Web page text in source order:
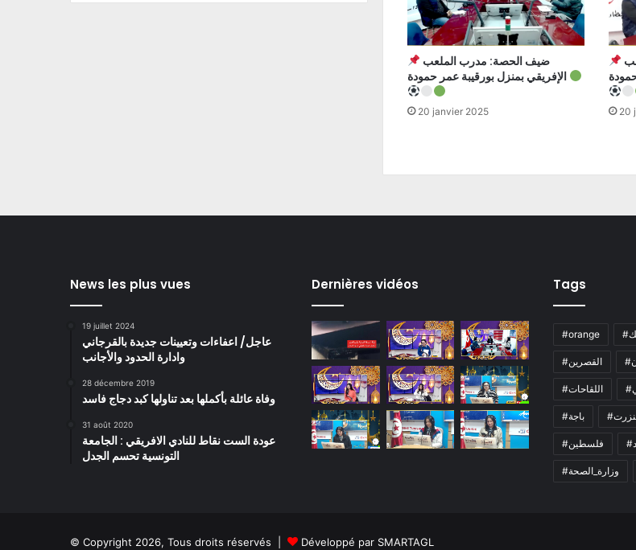
20 janvier 2025 20
News les plus vues
19 juillet 2024
عاجل/ اعفاءات وتعيينات جديدة بالقرجاني
وادارة الحدود والأجانب
28 décembre 2019
وفاة عائلة بأكملها بعد تناولها كبد دجاج فاسد
31 août 2020
عودة الست نقاط للنادي الافريقي : الجامعة
التونسية تحسم الجدل
Dernières vidéos Tags
#orange
#القصرين
#اللقاحات
#باجة
#فلسطين
#وزارة_الصحة
© Copyright 2026, Tous droits réservés | Développé par SMARTAGL